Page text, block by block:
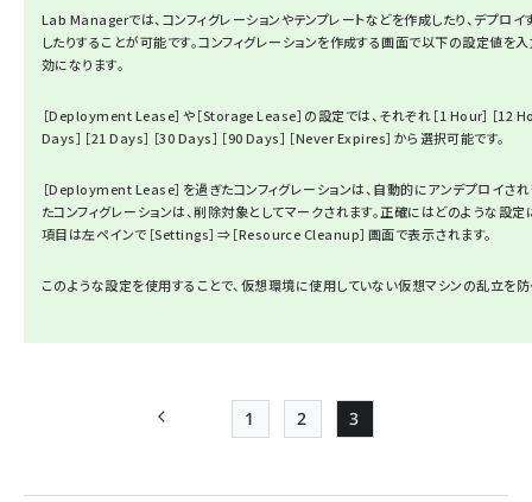
Lab Managerでは、コンフィグレーションやテンプレートなどを作成したり、デプロ
したりすることが可能です。コンフィグレーションを作成する画面で以下の設定値を
効になります。
［Deployment Lease］や［Storage Lease］の設定では、それぞれ［1 Hour］［12
Days］［21 Days］［30 Days］［90 Days］［Never Expires］から選択可能です。
［Deployment Lease］を過ぎたコンフィグレーションは、自動的にアンデプロイさ
たコンフィグレーションは、削除対象としてマークされます。正確にはどのような設
項目は左ペインで［Settings］⇒［Resource Cleanup］画面で表示されます。
このような設定を使用することで、仮想環境に使用していない仮想マシンの乱立を防
前ページ Page
1
Page
2
Page
3